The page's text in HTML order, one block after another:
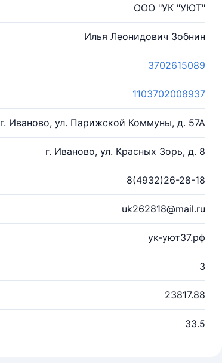
ООО "УК "УЮТ"
Илья Леонидович Зобнин
3702615089
1103702008937
г. Иваново, ул. Парижской Коммуны, д. 57А
г. Иваново, ул. Красных Зорь, д. 8
8(4932)26-28-18
uk262818@mail.ru
ук-уют37.рф
3
23817.88
33.5